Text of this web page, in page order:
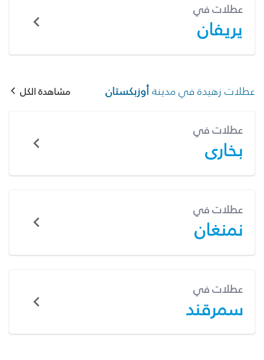
عطلات في
يريفان
عطلات زهيدة في مدينةأوزبكستان مشاهدة الكل
عطلات في
بخارى
عطلات في
نمنغان
عطلات في
سمرقند